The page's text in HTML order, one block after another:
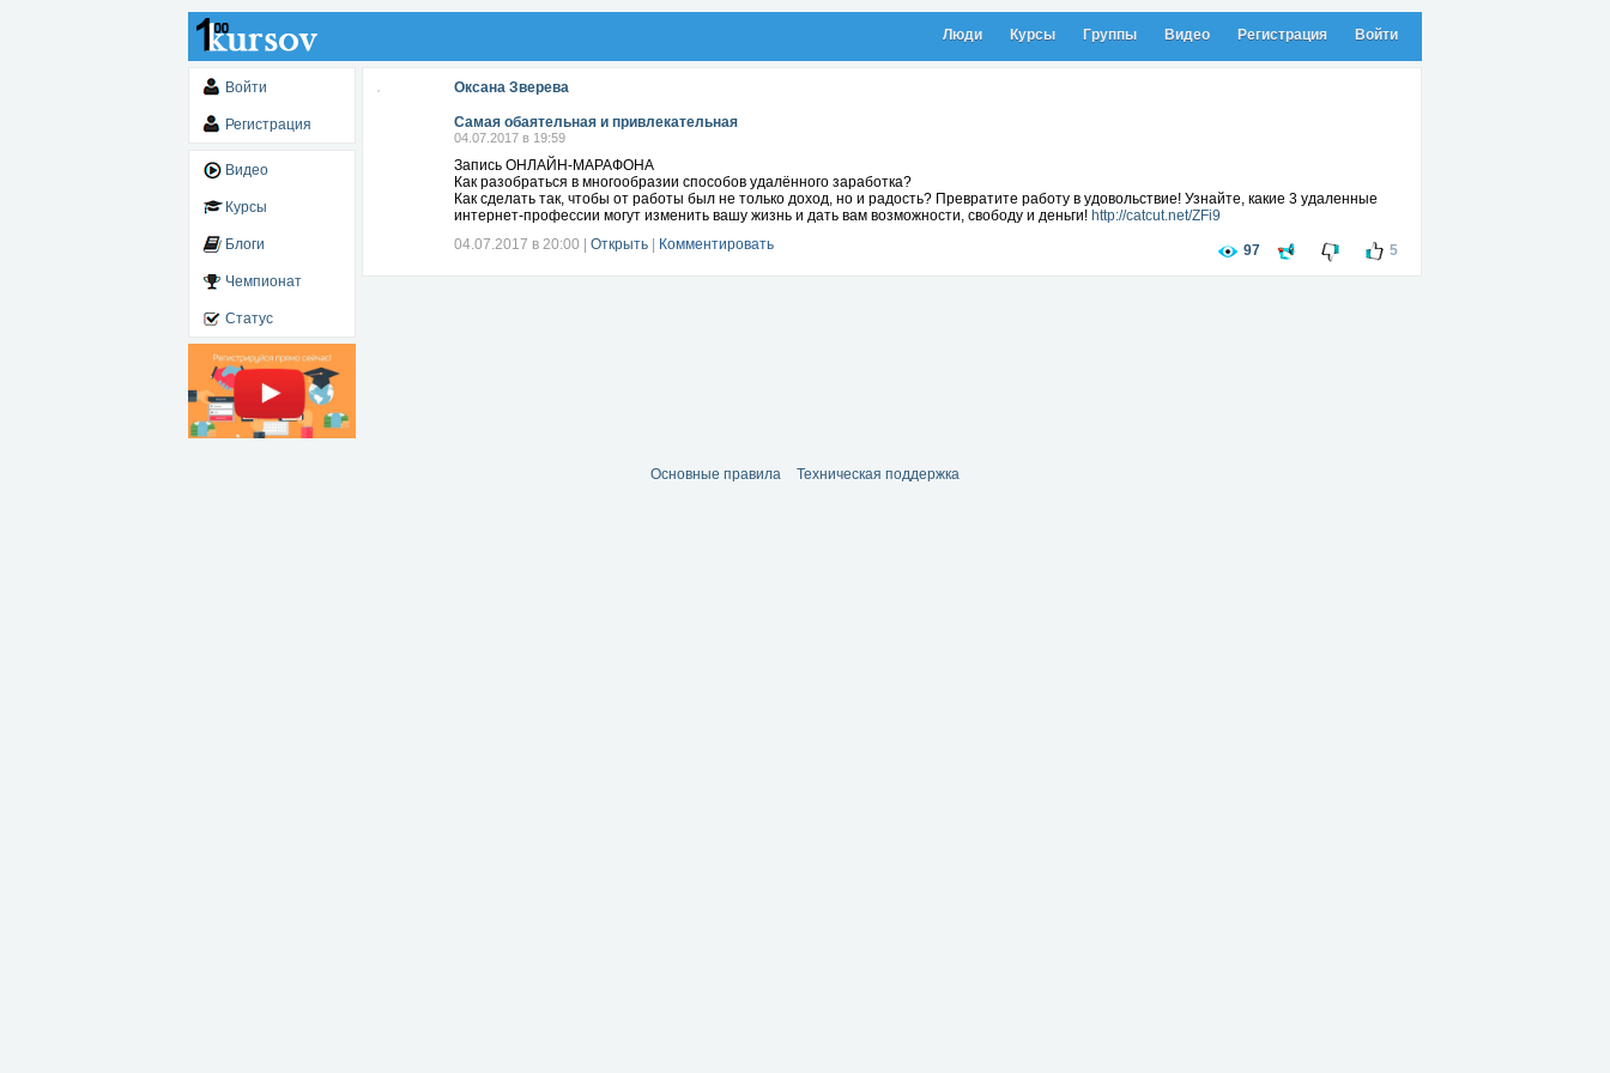
Люди Курсы Группы Видео Регистрация Войти
Войти
Регистрация
Видео
Курсы
Блоги
Чемпионат
Статус
Оксана Зверева
Самая обаятельная и привлекательная
04.07.2017 в 19:59
Запись ОНЛАЙН-МАРАФОНА
Как разобраться в многообразии способов удалённого заработка?
Как сделать так, чтобы от работы был не только доход, но и радость? Превратите работу в удовольствие! Узнайте, какие 3 удаленные
интернет-профессии могут изменить вашу жизнь и дать вам возможности, свободу и деньги! http://catcut.net/ZFi9
04.07.2017 в 20:00
Открыть Комментировать 97 5
Основные правила Техническая поддержка